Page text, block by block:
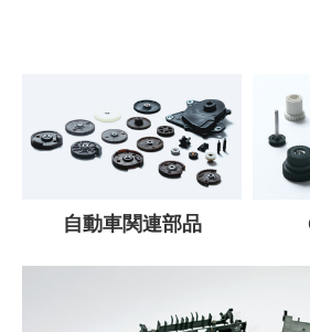
自動車関連部品